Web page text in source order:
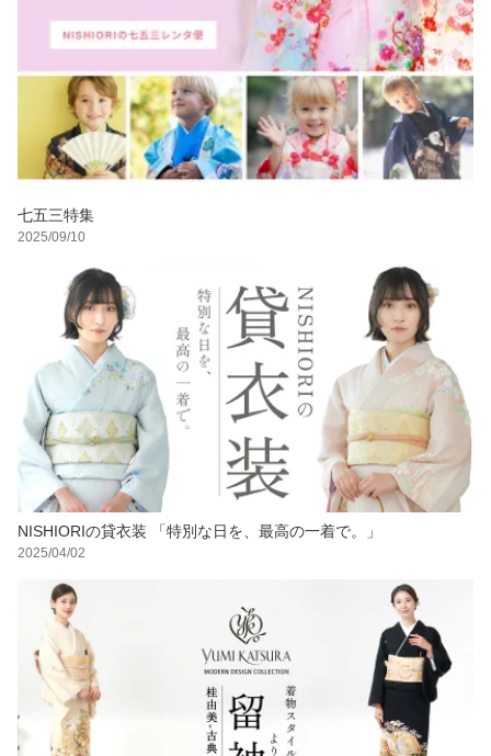
七五三特集
2025/09/10
NISHIORIの貸衣装 「特別な日を、最高の一着で。」
2025/04/02